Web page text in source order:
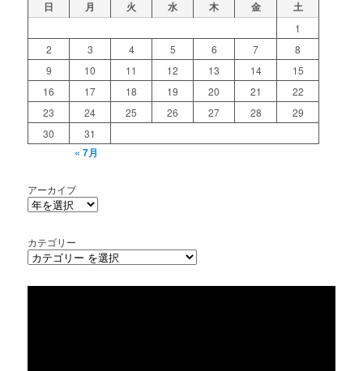
日 月 火 水 木 金 土
1
2
3 4 5 6 7
8
9
10 11 12 13 14
15
16
17 18 19 20 21
22
23
24 25 26 27 28
29
30
31
« 7月
アーカイブ
カテゴリー